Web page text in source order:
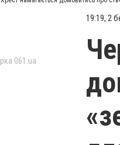
061.ua
19:19, 2